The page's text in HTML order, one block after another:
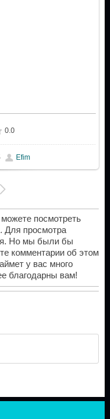
0.0
Efim
посмотреть
. Для просмотра
Но мы были бы
комментарии об этом
у вас много
благодарны вам!